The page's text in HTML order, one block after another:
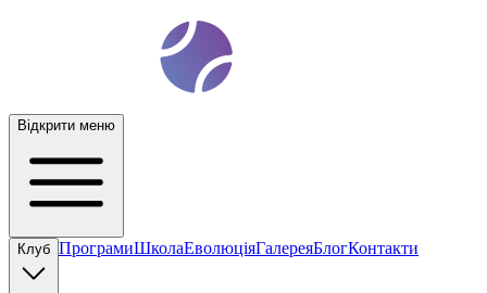
Відкрити меню
Клуб ПрограмиШколаЕволюціяГалереяБлогКонтакти